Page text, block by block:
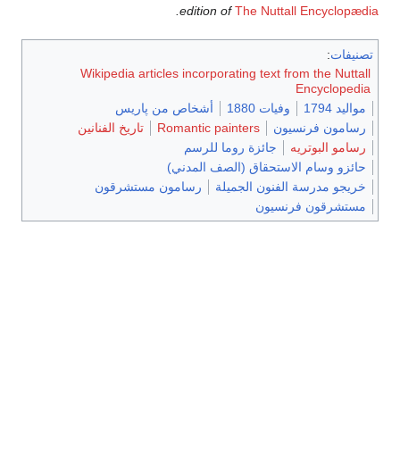
edition ofThe Nuttall Encyclopædia
تصنيفات:
Wikipedia articles incorporating text from the Nuttall
Encyclopedia
مواليد 1794
وفيات 1880
أشخاص من پاريس
رسامون فرنسيون
Romantic painters
تاريخ الفنانين
رسامو البوتريه
جائزة روما للرسم
حائزو وسام الاستحقاق (الصف المدني)
خريجو مدرسة الفنون الجميلة
رسامون مستشرقون
مستشرقون فرنسيون